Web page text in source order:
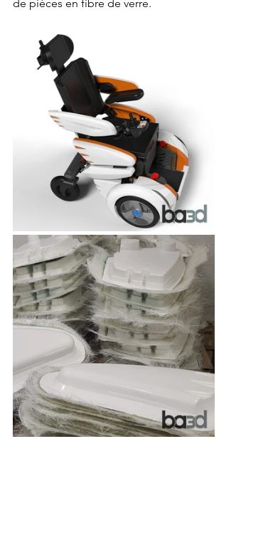
de pièces en fibre de verre.